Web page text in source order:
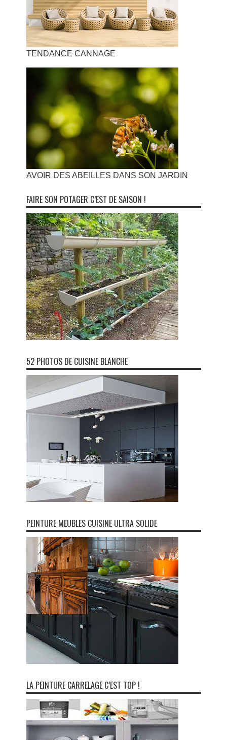
TENDANCE CANNAGE
AVOIR DES ABEILLES DANS SON JARDIN
FAIRE SON POTAGER C’EST DE SAISON !
52 PHOTOS DE CUISINE BLANCHE
PEINTURE MEUBLES CUISINE ULTRA SOLIDE
LA PEINTURE CARRELAGE C’EST TOP !